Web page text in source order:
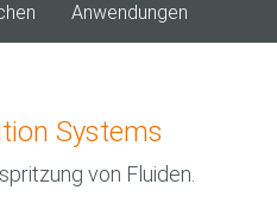
Anwendungen
Systems
von Fluiden.